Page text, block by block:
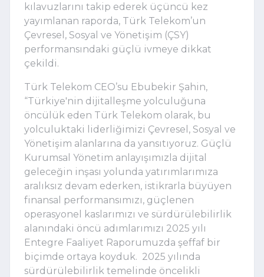
kılavuzlarını takip ederek üçüncü kez
yayımlanan raporda, Türk Telekom’un
Çevresel, Sosyal ve Yönetişim (ÇSY)
performansındaki güçlü ivmeye dikkat
çekildi.
Türk Telekom CEO’su Ebubekir Şahin,
“Türkiye'nin dijitalleşme yolculuğuna
öncülük eden Türk Telekom olarak, bu
yolculuktaki liderliğimizi Çevresel, Sosyal ve
Yönetişim alanlarına da yansıtıyoruz. Güçlü
Kurumsal Yönetim anlayışımızla dijital
geleceğin inşası yolunda yatırımlarımıza
aralıksız devam ederken, istikrarla büyüyen
finansal performansımızı, güçlenen
operasyonel kaslarımızı ve sürdürülebilirlik
alanındaki öncü adımlarımızı 2025 yılı
Entegre Faaliyet Raporumuzda şeffaf bir
biçimde ortaya koyduk.  2025 yılında
sürdürülebilirlik temelinde öncelikli